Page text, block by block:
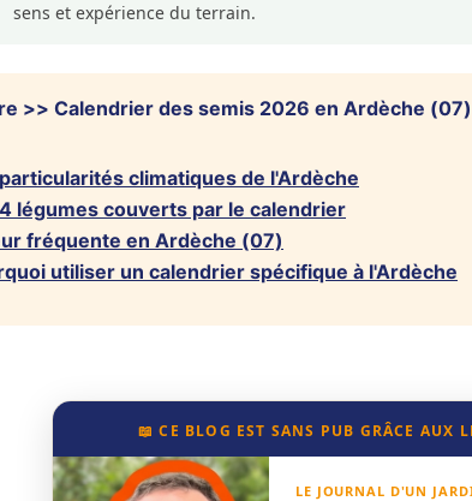
sens et expérience du terrain.
>> Calendrier des semis 2026 en Ardèche
climatiques de l'Ardèche
légumes couverts par le calendrier
fréquente en Ardèche (07)
utiliser un calendrier spécifique à l'Ardèche
📖 CE BLOG EST SANS PUB GRÂCE AUX
LE JOURNAL D'UN